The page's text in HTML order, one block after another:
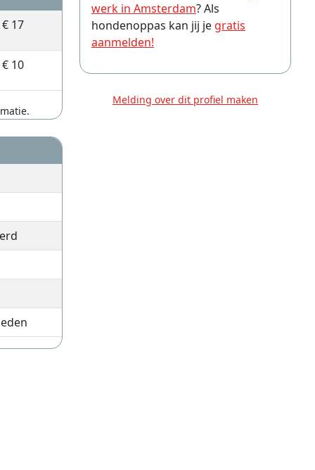
€ 17
€ 10
werk in Amsterdam? Als
hondenoppas kan jij je gratis
aanmelden!
Melding over dit profiel maken